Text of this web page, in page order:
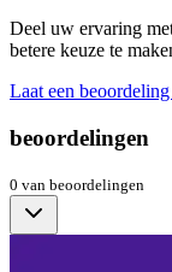
Deel uw ervaring
betere keuze te
Laat een
beoordelingen
0 van beoordelingen